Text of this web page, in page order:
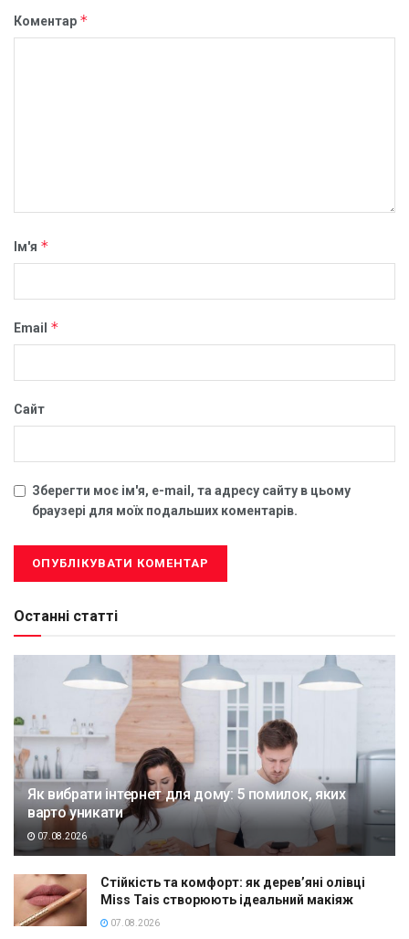
Коментар *
Ім'я *
Email *
Сайт
Зберегти моє ім'я, e-mail, та адресу сайту в цьому
браузері для моїх подальших коментарів.
Останні статті
Як вибрати інтернет для дому: 5 помилок, яких
варто уникати
07.08.2026
Стійкість та комфорт: як дерев’яні олівці
Miss Tais створюють ідеальний макіяж
07.08.2026